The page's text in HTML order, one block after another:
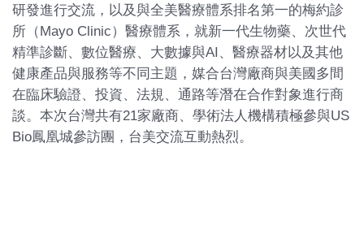
研發進行交流，以及與全美醫療體系排名第一的梅約診
所（Mayo Clinic）醫療體系，就新一代生物藥、次世代
精準診斷、數位醫療、大數據與AI、醫療器材以及其他
健康產品與服務等不同主題，媒合台灣廠商與美國多間
在臨床驗證、投資、法規、通路等潛在合作對象進行商
談。本次台灣共有21家廠商、學術法人機構積極參與US
Bio鳳凰城參訪團，台美交流互動熱烈。